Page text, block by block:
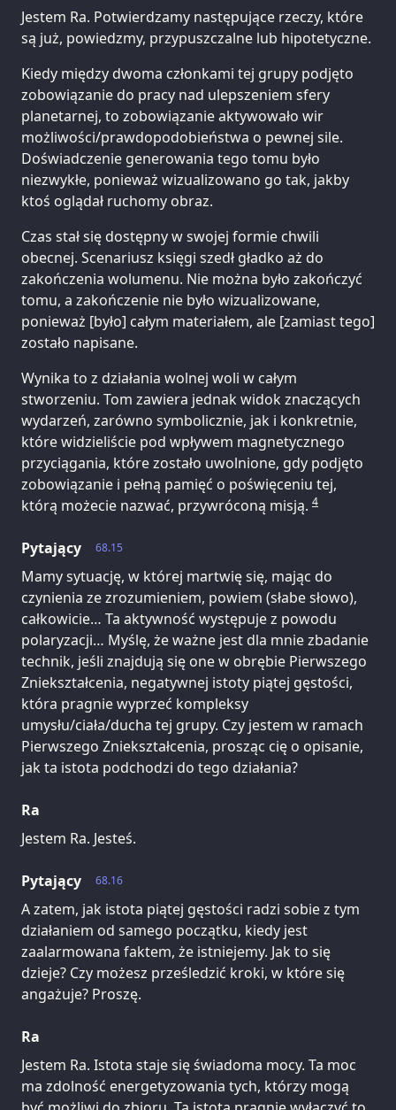
Jestem Ra. Potwierdzamy następujące rzeczy, które
są już, powiedzmy, przypuszczalne lub hipotetyczne.
Kiedy między dwoma członkami tej grupy podjęto
zobowiązanie do pracy nad ulepszeniem sfery
planetarnej, to zobowiązanie aktywowało wir
możliwości/prawdopodobieństwa o pewnej sile.
Doświadczenie generowania tego tomu było
niezwykłe, ponieważ wizualizowano go tak, jakby
ktoś oglądał ruchomy obraz.
Czas stał się dostępny w swojej formie chwili
obecnej. Scenariusz księgi szedł gładko aż do
zakończenia wolumenu. Nie można było zakończyć
tomu, a zakończenie nie było wizualizowane,
ponieważ [było] całym materiałem, ale [zamiast tego]
zostało napisane.
Wynika to z działania wolnej woli w całym
stworzeniu. Tom zawiera jednak widok znaczących
wydarzeń, zarówno symbolicznie, jak i konkretnie,
które widzieliście pod wpływem magnetycznego
przyciągania, które zostało uwolnione, gdy podjęto
zobowiązanie i pełną pamięć o poświęceniu tej,
którą możecie nazwać, przywróconą misją. 4
68.15
Pytający
Mamy sytuację, w której martwię się, mając do
czynienia ze zrozumieniem, powiem (słabe słowo),
całkowicie… Ta aktywność występuje z powodu
polaryzacji… Myślę, że ważne jest dla mnie zbadanie
technik, jeśli znajdują się one w obrębie Pierwszego
Zniekształcenia, negatywnej istoty piątej gęstości,
która pragnie wyprzeć kompleksy
umysłu/ciała/ducha tej grupy. Czy jestem w ramach
Pierwszego Zniekształcenia, prosząc cię o opisanie,
jak ta istota podchodzi do tego działania?
Ra
Jestem Ra. Jesteś.
68.16
Pytający
A zatem, jak istota piątej gęstości radzi sobie z tym
działaniem od samego początku, kiedy jest
zaalarmowana faktem, że istniejemy. Jak to się
dzieje? Czy możesz prześledzić kroki, w które się
angażuje? Proszę.
Ra
Jestem Ra. Istota staje się świadoma mocy. Ta moc
ma zdolność energetyzowania tych, którzy mogą